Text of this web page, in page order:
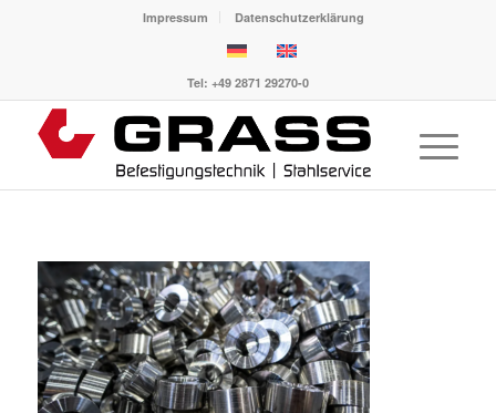
Impressum Datenschutzerklärung
Tel: +49 2871 29270-0